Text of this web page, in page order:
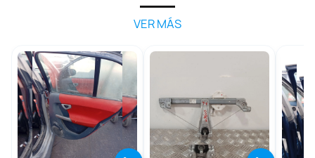
VER MÁS